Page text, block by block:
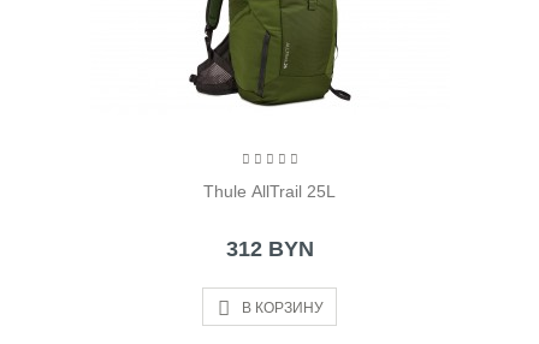
Thule AllTrail 25L
312 BYN
В КОРЗИНУ